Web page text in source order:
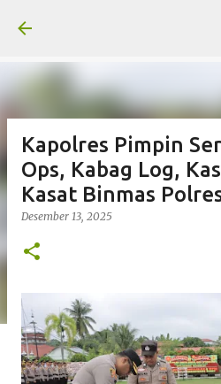
Kapolres Pimpin
Ops, Kabag Log,
Kasat Binmas
Desember 13, 2025